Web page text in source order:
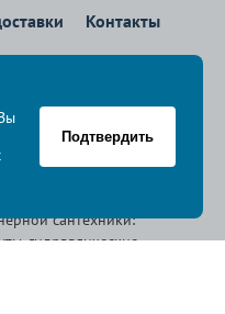
Контакты
2026
сантехники:
гидравлические
Подтвердить